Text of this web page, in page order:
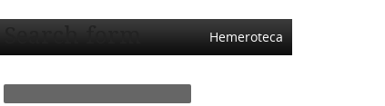
Hemeroteca
Search form